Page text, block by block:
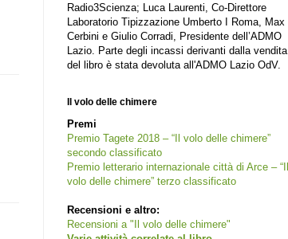
Radio3Scienza; Luca Laurenti, Co-Direttore
Laboratorio Tipizzazione Umberto I Roma, Max
Cerbini e Giulio Corradi, Presidente dell’ADMO
Lazio. Parte degli incassi derivanti dalla vendita
del libro è stata devoluta all'ADMO Lazio OdV.
Il volo delle chimere
Premi
Premio Tagete 2018 – “Il volo delle chimere”
secondo classificato
Premio letterario internazionale città di Arce – “Il
volo delle chimere” terzo classificato
Recensioni e altro:
Recensioni a "Il volo delle chimere"